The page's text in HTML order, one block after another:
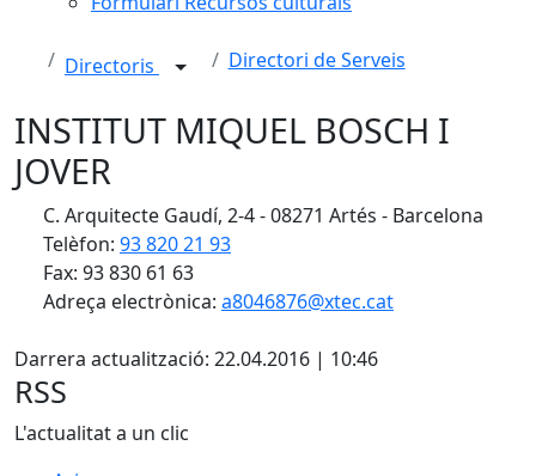
Directoris Directori de Serveis
INSTITUT MIQUEL BOSCH I
JOVER
C. Arquitecte Gaudí, 2-4 - 08271 Artés - Barcelona
Telèfon: 93 820 21 93
Fax: 93 830 61 63
Adreça electrònica: a8046876@xtec.cat
Darrera actualització: 22.04.2016 | 10:46
RSS
L'actualitat a un clic